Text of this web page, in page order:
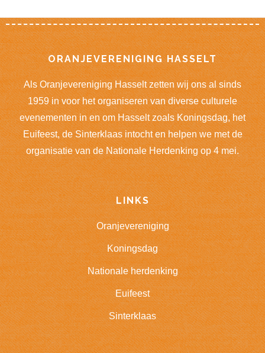
Footer
ORANJEVERENIGING HASSELT
Als Oranjevereniging Hasselt zetten wij ons al sinds
1959 in voor het organiseren van diverse culturele
evenementen in en om Hasselt zoals Koningsdag, het
Euifeest, de Sinterklaas intocht en helpen we met de
organisatie van de Nationale Herdenking op 4 mei.
LINKS
Oranjevereniging
Koningsdag
Nationale herdenking
Euifeest
Sinterklaas